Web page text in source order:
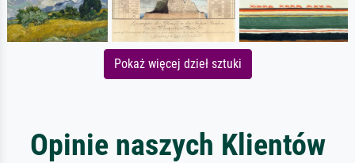
Pokaż więcej dzieł sztuki
Opinie naszych Klientów